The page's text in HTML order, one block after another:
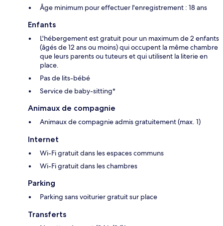
Âge minimum pour effectuer l'enregistrement : 18 ans
Enfants
L'hébergement est gratuit pour un maximum de 2 enfants
(âgés de 12 ans ou moins) qui occupent la même chambre
que leurs parents ou tuteurs et qui utilisent la literie en
place.
Pas de lits-bébé
Service de baby-sitting*
Animaux de compagnie
Animaux de compagnie admis gratuitement (max. 1)
Internet
Wi-Fi gratuit dans les espaces communs
Wi-Fi gratuit dans les chambres
Parking
Parking sans voiturier gratuit sur place
Transferts